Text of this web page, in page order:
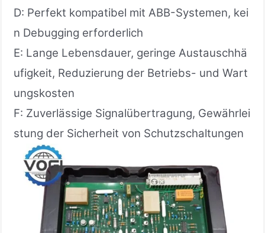
D: Perfekt kompatibel mit ABB-Systemen, kei
n Debugging erforderlich
E: Lange Lebensdauer, geringe Austauschhä
ufigkeit, Reduzierung der Betriebs- und Wart
ungskosten
F: Zuverlässige Signalübertragung, Gewährlei
stung der Sicherheit von Schutzschaltungen